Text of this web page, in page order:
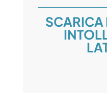
SCARICA